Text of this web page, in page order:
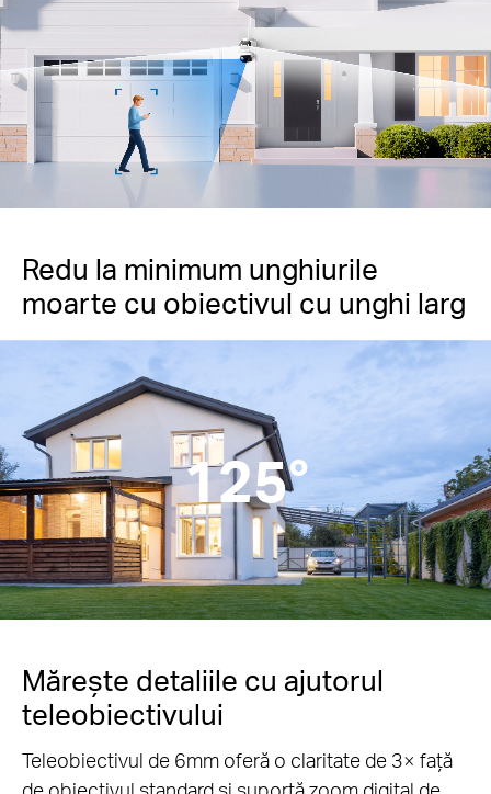
Pause
Pauză
Redu la minimum unghiurile
moarte cu obiectivul cu unghi larg
125°
Mărește detaliile cu ajutorul
teleobiectivului
Teleobiectivul de 6mm oferă o claritate de 3× față
de obiectivul standard și suportă zoom digital de